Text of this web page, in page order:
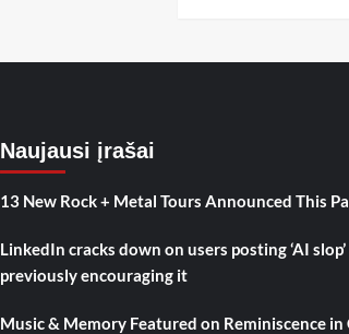
Naujausi įrašai
13 New Rock + Metal Tours Announced This
LinkedIn cracks down on users posting ‘AI
previously encouraging it
Music & Memory Featured on Reminiscence in